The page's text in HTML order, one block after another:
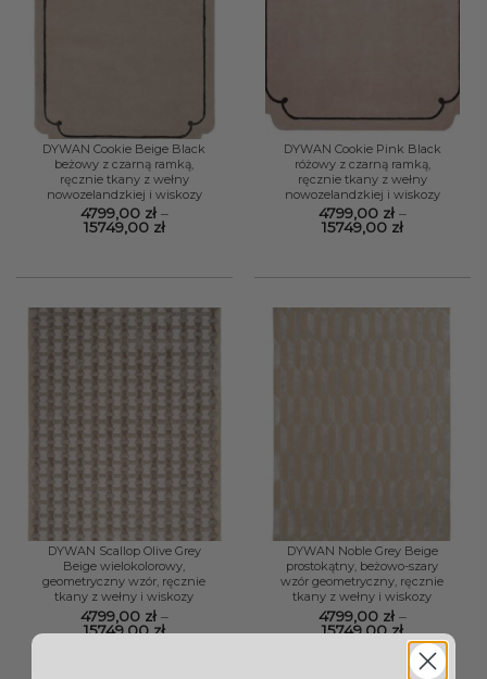
DYWAN Cookie Beige Black
beżowy z czarną ramką,
ręcznie tkany z wełny
nowozelandzkiej i wiskozy
4799,00 zł –
15749,00 złZakres
do
DYWAN Cookie Pink Black
różowy z czarną ramką,
ręcznie tkany z wełny
nowozelandzkiej i wiskozy
4799,00 zł –
15749,00 złZakres
do
DYWAN Scallop Olive Grey
Beige wielokolorowy,
geometryczny wzór, ręcznie
tkany z wełny i wiskozy
4799,00 zł –
15749,00złZakres
DYWAN Noble Grey Beige
prostokątny, beżowo-szary
wzór geometryczny, ręcznie
tkany z wełny i wiskozy
4799,00 zł –
15749,00złZakres
cen:
od
4799,00 zł